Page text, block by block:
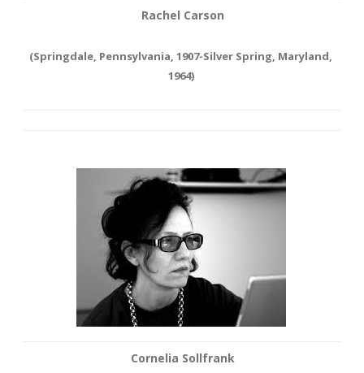
Rachel Carson
(Springdale, Pennsylvania, 1907-Silver Spring, Maryland,
1964)
Cornelia Sollfrank